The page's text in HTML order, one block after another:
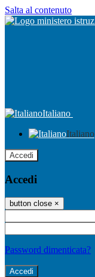
Salta al contenuto
Italiano
Italiano
Accedi
Accedi
button close ×
Password dimenticata?